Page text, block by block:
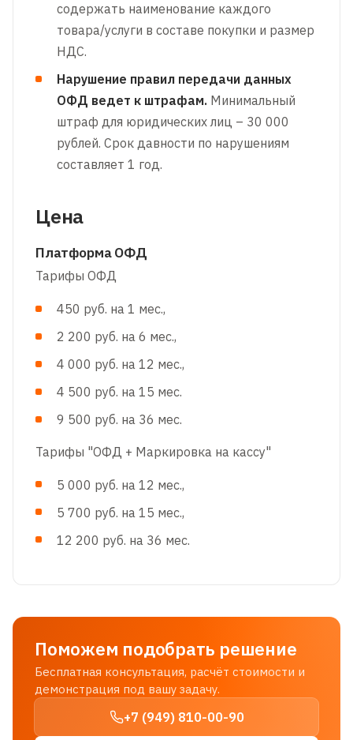
содержать наименование каждого
товара/услуги в составе покупки и размер
НДС.
Нарушение правил передачи данных
ОФД ведет к штрафам. Минимальный
штраф для юридических лиц – 30 000
рублей. Срок давности по нарушениям
составляет 1 год.
Цена
Платформа ОФД
Тарифы ОФД
450 руб. на 1 мес.,
2 200 руб. на 6 мес.,
4 000 руб. на 12 мес.,
4 500 руб. на 15 мес.
9 500 руб. на 36 мес.
Тарифы "ОФД + Маркировка на кассу"
5 000 руб. на 12 мес.,
5 700 руб. на 15 мес.,
12 200 руб. на 36 мес.
Поможем подобрать решение
Бесплатная консультация, расчёт стоимости и
демонстрация под вашу задачу.
+7 (949) 810-00-90